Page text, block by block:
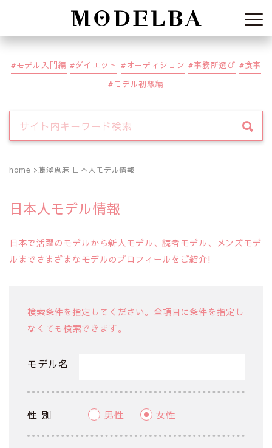
Modelba
モデル入門編 ダイエット オーディション 事務所選び
食事
モデル初級編
home 藤澤恵麻 日本人モデル情報
日本人モデル情報
日本で活躍のモデルから新人モデル、読者モデル、メンズモデ
ルまでさまざまなモデルのプロフィールをご紹介!
検索条件を指定してください。全項目に条件を指定し
なくても検索できます。
モデル名
性 別 男性 女性